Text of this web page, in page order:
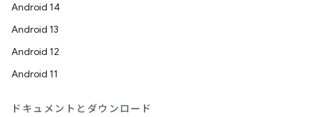
Android 14
Android 13
Android 12
Android 11
ドキュメントとダウンロード